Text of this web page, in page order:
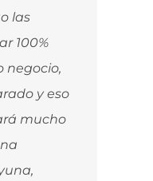
las
100%
negocio,
y eso
mucho